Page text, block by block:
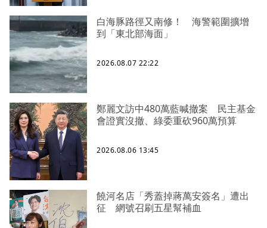
白海豚路徑又南修！ 海警範圍擴增
到「東北部海面」
2026.08.07 22:22
鄭麗文訪中480萬藍喊撤案 民主基金
會證實沒撤、綠委重砍960萬預算
2026.08.06 13:45
饒河名店「秀蓋掉蔣萬安簽名」遭出
征 網號召刷五星幫補血